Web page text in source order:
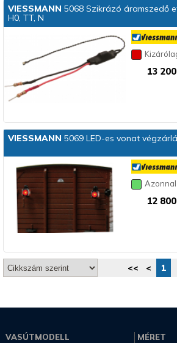
VIESSMANN 5068 Szikrázó áramszedő
H0, TT, N
13
VIESSMANN 5069 LED-es vonat
12
<< < 1
VASÚTMODELL MÉRET